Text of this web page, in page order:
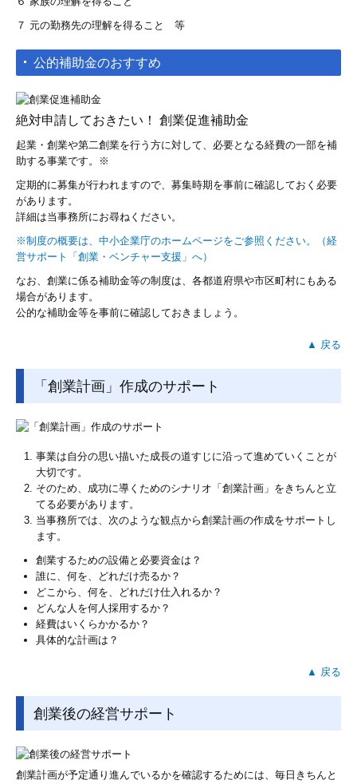
７ 元の勤務先の理解を得ること 等
公的補助金のおすすめ
絶対申請しておきたい！ 創業促進補助金
起業・創業や第二創業を行う方に対して、必要となる経費の一部を補
助する事業です。※
定期的に募集が行われますので、募集時期を事前に確認しておく必要
があります。
詳細は当事務所にお尋ねください。
※制度の概要は、中小企業庁のホームページをご参照ください。（経
営サポート「創業・ベンチャー支援」へ）
なお、創業に係る補助金等の制度は、各都道府県や市区町村にもある
場合があります。
公的な補助金等を事前に確認しておきましょう。
▲ 戻る
「創業計画」作成のサポート
事業は自分の思い描いた成長の道すじに沿って進めていくことが
大切です。
そのため、成功に導くためのシナリオ「創業計画」をきちんと立
てる必要があります。
当事務所では、次のような観点から創業計画の作成をサポートし
ます。
創業するための設備と必要資金は？
誰に、何を、どれだけ売るか？
どこから、何を、どれだけ仕入れるか？
どんな人を何人採用するか？
経費はいくらかかるか？
具体的な計画は？
▲ 戻る
創業後の経営サポート
創業計画が予定通り進んでいるかを確認するためには、毎日きちんと